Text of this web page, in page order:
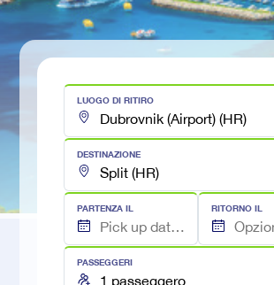
LUOGO DI RITIRO
DESTINAZIONE
PARTENZA IL RITORNO IL
PASSEGGERI